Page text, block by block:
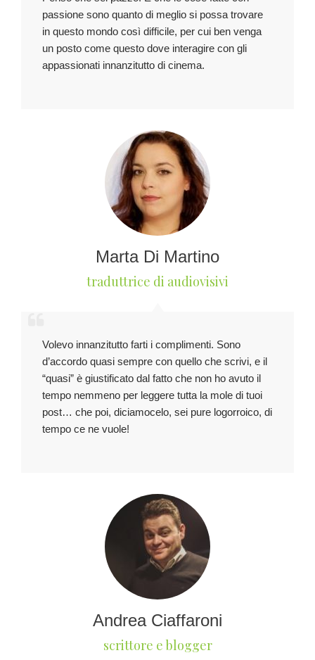
passione sono quanto di meglio si possa trovare
in questo mondo così difficile, per cui ben venga
un posto come questo dove interagire con gli
appassionati innanzitutto di cinema.
Marta Di Martino
traduttrice di audiovisivi
Volevo innanzitutto farti i complimenti. Sono
d’accordo quasi sempre con quello che scrivi, e il
“quasi” è giustificato dal fatto che non ho avuto il
tempo nemmeno per leggere tutta la mole di tuoi
post… che poi, diciamocelo, sei pure logorroico, di
tempo ce ne vuole!
Andrea Ciaffaroni
scrittore e blogger